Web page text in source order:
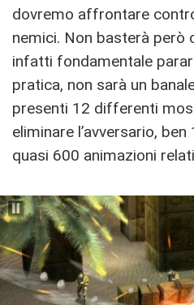
dovremo affrontare
nemici. Non basterà però
infatti fondamentale
pratica, non sarà un
presenti 12 differenti
eliminare l’avversario,
quasi 600 animazioni